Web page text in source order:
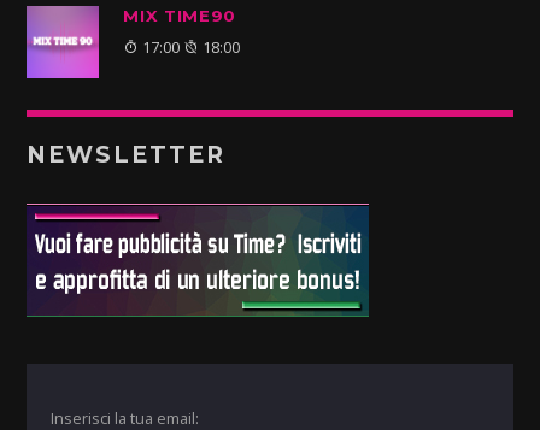
MIX TIME90
17:00 18:00
NEWSLETTER
Inserisci la tua email: